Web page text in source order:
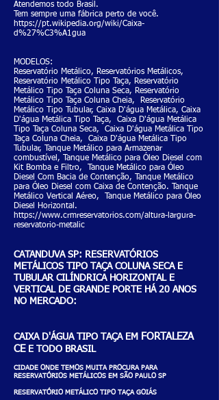
Atendemos todo Brasil.
Tem sempre uma fábrica perto de você.
https://pt.wikipedia.org/wiki/Caixa-
d%27%C3%A1gua
MODELOS:
Reservatório Metálico, Reservatórios Metálicos,
Reservatório Metálico Tipo Taça, Reservatório
Metálico Tipo Taça Coluna Seca, Reservatório
Metálico Tipo Taça Coluna Cheia, Reservatório
Metálico Tipo Tubular, Caixa D'água Metálica, Caixa
D'água Metálica Tipo Taça, Caixa D'água Metálica
Tipo Taça Coluna Seca, Caixa D'água Metálica Tipo
Taça Coluna Cheia, Caixa D'água Metálica Tipo
Tubular, Tanque Metálico para Armazenar
combustível, Tanque Metálico para Óleo Diesel com
Kit Bomba e Filtro, Tanque Metálico para Óleo
Diesel Com Bacia de Contenção, Tanque Metálico
para Óleo Diesel com Caixa de Contenção. Tanque
Metálico Vertical Aéreo, Tanque Metálico para Óleo
Diesel Horizontal.
https://www.crmreservatorios.com/altura-largura-
reservatorio-metalic
CATANDUVA SP: RESERVATÓRIOS
METÁLICOS TIPO TAÇA COLUNA SECA E
TUBULAR CILÍNDRICA HORIZONTAL E
VERTICAL DE GRANDE PORTE HÁ 20 ANOS
NO MERCADO:
CAIXA D'ÁGUA TIPO TAÇA EM
FORTALEZA
CEE TODO BRASIL
CIDADE ONDE TEMOS MUITA PROCURA PARA
RESERVATÓRIOS METÁLICOS EM SÃO PAULO SP
RESERVATÓRIO METÁLICO TIPO TAÇA GOIÁS